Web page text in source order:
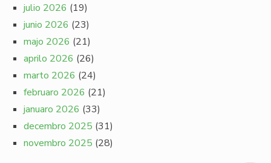
julio 2026 (19)
junio 2026 (23)
majo 2026 (21)
aprilo 2026 (26)
marto 2026 (24)
februaro 2026 (21)
januaro 2026 (33)
decembro 2025 (31)
novembro 2025 (28)